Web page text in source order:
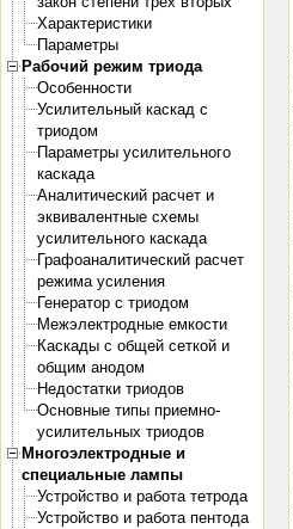
Характеристики
Параметры
Рабочий режим триода
Особенности
Усилительный каскад с
триодом
Параметры усилительного
каскада
Аналитический расчет и
эквивалентные схемы
усилительного каскада
Графоаналитический расчет
режима усиления
Генератор с триодом
Межэлектродные емкости
Каскады с общей сеткой и
общим анодом
Недостатки триодов
Основные типы приемно-
усилительных триодов
Многоэлектродные и
специальные лампы
Устройство и работа тетрода
Устройство и работа пентода